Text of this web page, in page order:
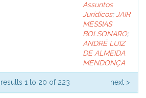
Assuntos
Jurídicos; JAIR
MESSIAS
BOLSONARO;
ANDRÉ LUIZ
DE ALMEIDA
MENDONÇA
1 to 20 of 223 next >